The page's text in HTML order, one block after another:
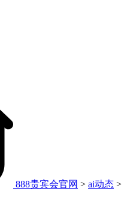
888贵宾会官网 > ai动态 >